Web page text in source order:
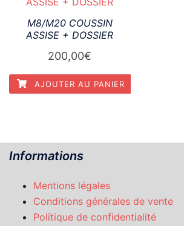
M8/M20 COUSSIN
ASSISE + DOSSIER
200,00€
AJOUTER AU PANIER
Informations
Mentions légales
Conditions générales de vente
Politique de confidentialité